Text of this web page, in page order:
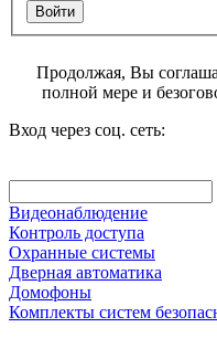
Продолжая, Вы
полной мере и
Вход через соц. сеть:
Видеонаблюдение
Контроль доступа
Охранные системы
Дверная автоматика
Домофоны
Комплекты систем